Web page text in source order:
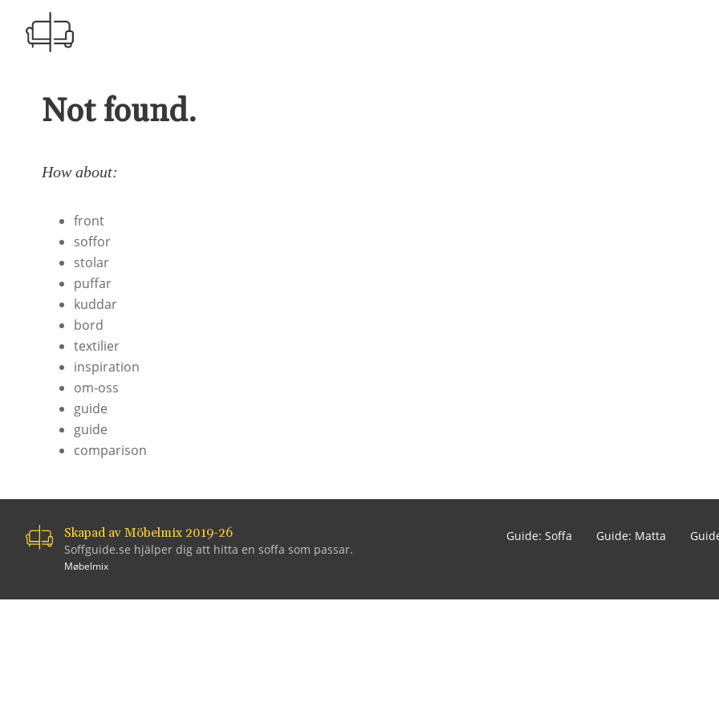
Not found.
How about:
front
soffor
stolar
puffar
kuddar
bord
textilier
inspiration
om-oss
guide
guide
comparison
Skapad av Möbelmix 2019-26
Soffguide.se hjälper dig att hitta en soffa som passar.
Guide: Soffa Guide: Matta
Møbelmix